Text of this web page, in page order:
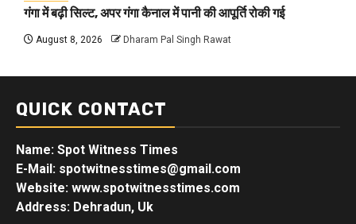
गंगा में बढ़ी सिल्ट, अपर गंगा कैनाल में पानी की आपूर्ति रोकी गई
August 8, 2026 Dharam Pal Singh Rawat
QUICK CONTACT
Name: Spot Witness Times
E-Mail: spotwitnesstimes@gmail.com
Website: www.spotwitnesstimes.com
Address: Dehradun, Uk